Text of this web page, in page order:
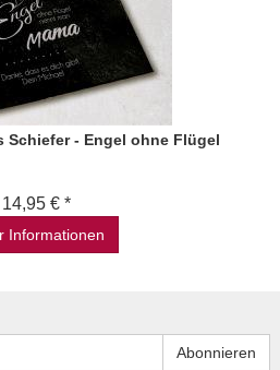
Schiefer - Engel ohne Flügel
14,95 € *
Informationen
Abonnieren